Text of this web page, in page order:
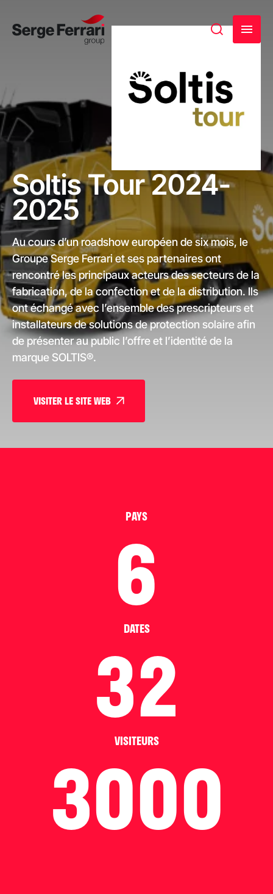
Soltis Tour 2024-
2025
Au cours d’un roadshow européen de six mois, le
Groupe Serge Ferrari et ses partenaires ont
rencontré les principaux acteurs des secteurs de la
fabrication, de la confection et de la distribution. Ils
ont échangé avec l’ensemble des prescripteurs et
installateurs de solutions de protection solaire afin
de présenter au public l’offre et l’identité de la
marque SOLTIS®.
VISITER LE SITE WEB
PAYS
6
DATES
32
VISITEURS
3000